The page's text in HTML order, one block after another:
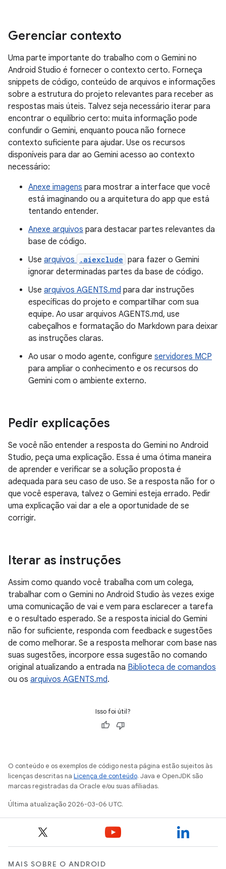
Gerenciar contexto
Uma parte importante do trabalho com o Gemini no
Android Studio é fornecer o contexto certo. Forneça
snippets de código, conteúdo de arquivos e informações
sobre a estrutura do projeto relevantes para receber as
respostas mais úteis. Talvez seja necessário iterar para
encontrar o equilíbrio certo: muita informação pode
confundir o Gemini, enquanto pouca não fornece
contexto suficiente para ajudar. Use os recursos
disponíveis para dar ao Gemini acesso ao contexto
necessário:
Anexe imagens para mostrar a interface que você
está imaginando ou a arquitetura do app que está
tentando entender.
Anexe arquivos para destacar partes relevantes da
base de código.
Use arquivos .aiexclude para fazer o Gemini
ignorar determinadas partes da base de código.
Use arquivos AGENTS.md para dar instruções
específicas do projeto e compartilhar com sua
equipe. Ao usar arquivos AGENTS.md, use
cabeçalhos e formatação do Markdown para deixar
as instruções claras.
Ao usar o modo agente, configure servidores MCP
para ampliar o conhecimento e os recursos do
Gemini com o ambiente externo.
Pedir explicações
Se você não entender a resposta do Gemini no Android
Studio, peça uma explicação. Essa é uma ótima maneira
de aprender e verificar se a solução proposta é
adequada para seu caso de uso. Se a resposta não for o
que você esperava, talvez o Gemini esteja errado. Pedir
uma explicação vai dar a ele a oportunidade de se
corrigir.
Iterar as instruções
Assim como quando você trabalha com um colega,
trabalhar com o Gemini no Android Studio às vezes exige
uma comunicação de vai e vem para esclarecer a tarefa
e o resultado esperado. Se a resposta inicial do Gemini
não for suficiente, responda com feedback e sugestões
de como melhorar. Se a resposta melhorar com base nas
suas sugestões, incorpore essa sugestão no comando
original atualizando a entrada na Biblioteca de comandos
ou os arquivos AGENTS.md.
Isso foi útil?
O conteúdo e os exemplos de código nesta página estão sujeitos às
licenças descritas na Licença de conteúdo. Java e OpenJDK são
marcas registradas da Oracle e/ou suas afiliadas.
Última atualização 2026-03-06 UTC.
MAIS SOBRE O ANDROID